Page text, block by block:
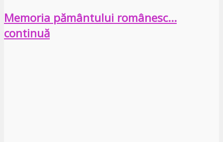
Memoria pământului românesc…
continuă